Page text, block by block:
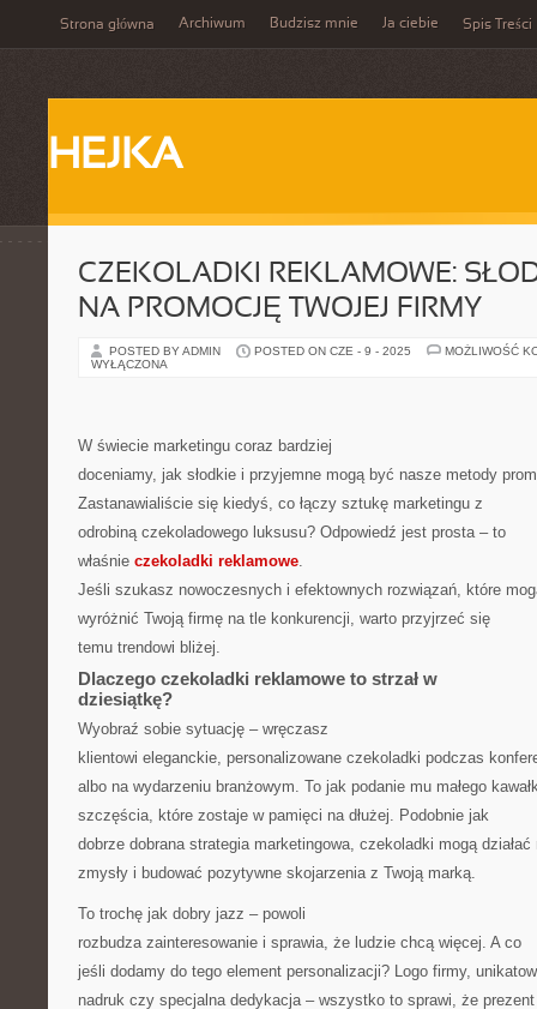
Strona główna Archiwum Budzisz mnie Ja ciebie Spis Treści
HEJKA
CZEKOLADKI REKLAMOWE:
NA PROMOCJĘ TWOJEJ FIRMY
POSTED BY ADMIN POSTED ON CZE - 9 - 2025
MOŻLIWOŚĆ
WYŁĄCZONA
W świecie marketingu coraz bardziej
doceniamy, jak słodkie i przyjemne mogą być nasze metody
Zastanawialiście się kiedyś, co łączy sztukę marketingu z
odrobiną czekoladowego luksusu? Odpowiedź jest prosta – to
właśnie czekoladki reklamowe.
Jeśli szukasz nowoczesnych i efektownych rozwiązań, które
wyróżnić Twoją firmę na tle konkurencji, warto przyjrzeć się
temu trendowi bliżej.
Dlaczego czekoladki reklamowe to strzał w
dziesiątkę?
Wyobraź sobie sytuację – wręczasz
klientowi eleganckie, personalizowane czekoladki podczas
albo na wydarzeniu branżowym. To jak podanie mu małego
szczęścia, które zostaje w pamięci na dłużej. Podobnie jak
dobrze dobrana strategia marketingowa, czekoladki mogą działać
zmysły i budować pozytywne skojarzenia z Twoją marką.
To trochę jak dobry jazz – powoli
rozbudza zainteresowanie i sprawia, że ludzie chcą więcej. A co
jeśli dodamy do tego element personalizacji? Logo firmy,
nadruk czy specjalna dedykacja – wszystko to sprawi, że prezent